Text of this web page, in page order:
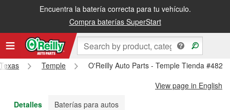
Encuentra la batería correcta para tu vehículo.
Compra baterías SuperStart
Recibe tu orden gratis al día siguiente o recógela en la tienda
Texas Temple
O'Reilly Auto Parts - Temple Tienda #482
View page in English
Detalles
Baterías para autos